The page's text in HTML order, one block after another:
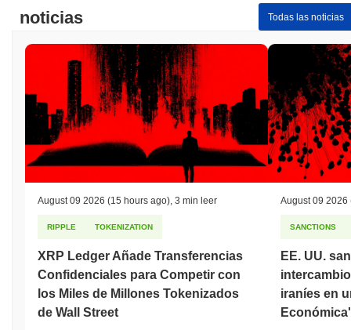
noticias Todas las noticias
August 09 2026 (15 hours ago), 3 min leer
RIPPLE TOKENIZATION
XRP Ledger Añade Transferencias
Confidenciales para Competir con
los Miles de Millones Tokenizados
de Wall Street
August 09 2026
SANCTIONS
EE. UU.
iraníes en
Económica'